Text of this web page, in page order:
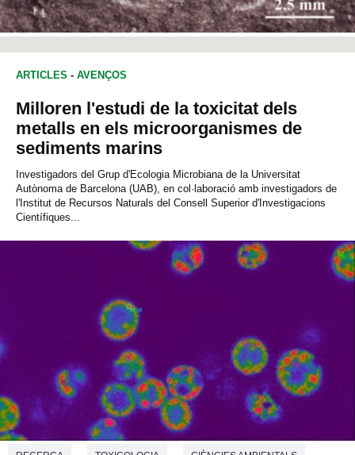
ARTICLES - AVENÇOS
Milloren l'estudi de la toxicitat dels
metalls en els microorganismes de
sediments marins
Investigadors del Grup d'Ecologia Microbiana de la Universitat
Autònoma de Barcelona (UAB), en col·laboració amb investigadors de
l'Institut de Recursos Naturals del Consell Superior d'Investigacions
Científiques...